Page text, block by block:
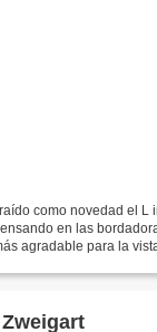
como novedad el L
en las
agradable para la